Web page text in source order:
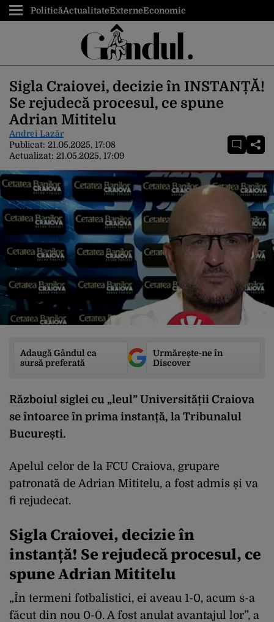
PoliticăActualitateExterneEconomic
Sigla Craiovei, decizie în INSTANȚĂ!
Se rejudecă procesul, ce spune
Adrian Mititelu
Andrei Lazăr
Publicat: 21.05.2025, 17:08
Actualizat: 21.05.2025, 17:09
Adaugă Gândul ca
sursă preferată
Urmărește-ne în
Discover
Războiul siglei cu „leul” Universității Craiova
se întoarce în prima instanță, la Tribunalul
București.
Apelul celor de la FCU Craiova, grupare
patronată de Adrian Mititelu, a fost admis și va
fi rejudecat.
Sigla Craiovei, decizie în
instanță! Se rejudecă procesul, ce
spune Adrian Mititelu
„În termeni fotbalistici, ei aveau 1-0, acum s-a
făcut din nou 0-0. A fost anulat avantajul lor”, a